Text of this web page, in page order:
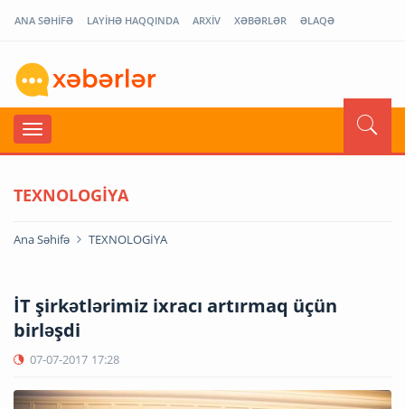
ANA SƏHİFƏ LAYİHƏ HAQQINDA ARXİV XƏBƏRLƏR ƏLAQƏ
TEXNOLOGİYA
Ana Səhifə TEXNOLOGİYA
İT şirkətlərimiz ixracı artırmaq üçün
birləşdi
07-07-2017 17:28